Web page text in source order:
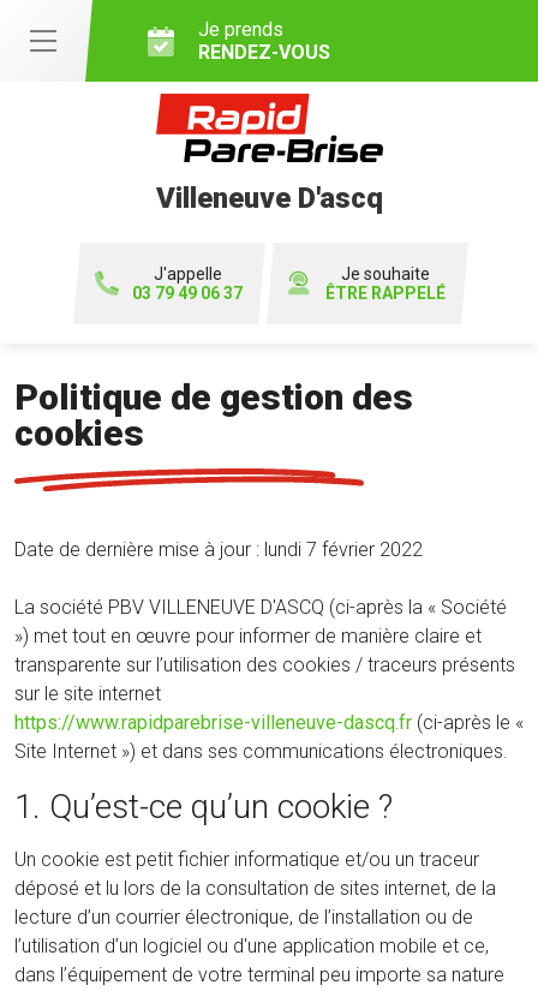
Je prends
RENDEZ-VOUS
Villeneuve D'ascq
J'appelle
03 79 49 06 37
Je souhaite
ÊTRE RAPPELÉ
Politique de gestion des
cookies
Date de dernière mise à jour : lundi 7 février 2022
La société PBV VILLENEUVE D'ASCQ (ci-après la « Société
») met tout en œuvre pour informer de manière claire et
transparente sur l’utilisation des cookies / traceurs présents
sur le site internet
https://www.rapidparebrise-villeneuve-dascq.fr (ci-après le «
Site Internet ») et dans ses communications électroniques.
1. Qu’est-ce qu’un cookie ?
Un cookie est petit fichier informatique et/ou un traceur
déposé et lu lors de la consultation de sites internet, de la
lecture d’un courrier électronique, de l’installation ou de
l’utilisation d’un logiciel ou d'une application mobile et ce,
dans l’équipement de votre terminal peu importe sa nature